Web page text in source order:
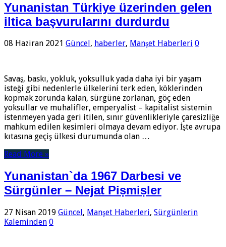
Yunanistan Türkiye üzerinden gelen
iltica başvurularını durdurdu
08 Haziran 2021 Güncel , haberler, Manşet Haberleri 0
Savaş, baskı, yokluk, yoksulluk yada daha iyi bir yaşam
isteği gibi nedenlerle ülkelerini terk eden, köklerinden
kopmak zorunda kalan, sürgüne zorlanan, göç eden
yoksullar ve muhalifler, emperyalist – kapitalist sistemin
istenmeyen yada geri itilen, sınır güvenlikleriyle çaresizliğe
mahkum edilen kesimleri olmaya devam ediyor. İşte avrupa
kıtasına geçiş ülkesi durumunda olan …
Read More »
Yunanistan`da 1967 Darbesi ve
Sürgünler – Nejat Piṣmiṣler
27 Nisan 2019 Güncel , Manşet Haberleri, Sürgünlerin
Kaleminden 0